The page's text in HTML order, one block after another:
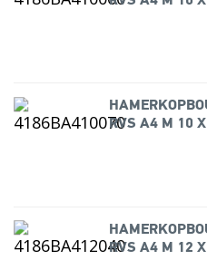
RVS A4 M 10
RVS A4 M 12